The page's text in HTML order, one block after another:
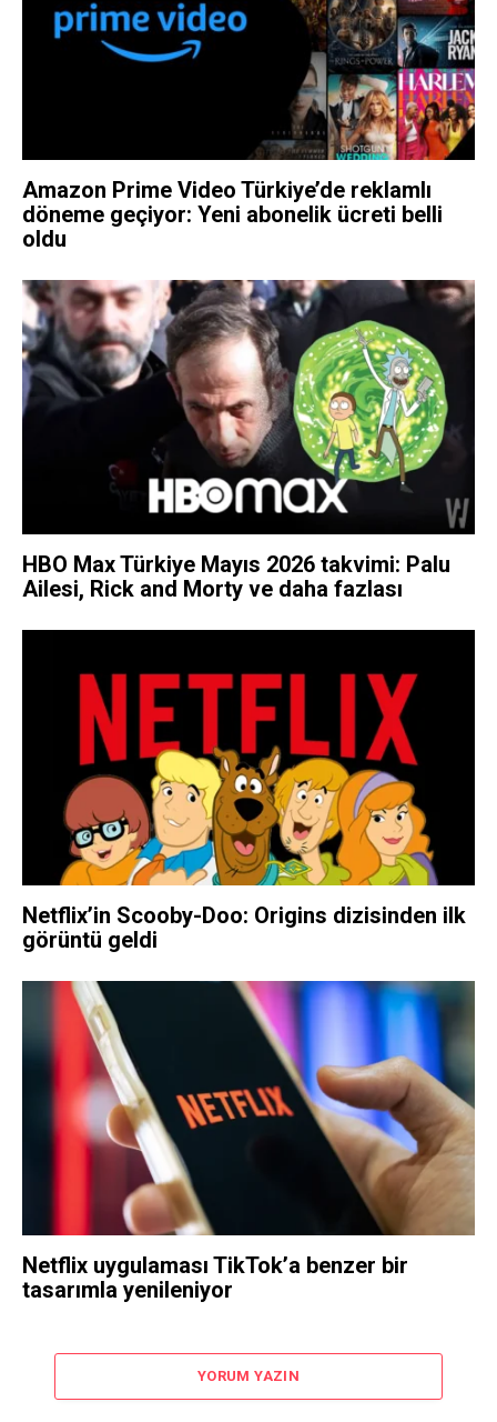
Amazon Prime Video Türkiye’de reklamlı
döneme geçiyor: Yeni abonelik ücreti belli
oldu
HBO Max Türkiye Mayıs 2026 takvimi: Palu
Ailesi, Rick and Morty ve daha fazlası
Netflix’in Scooby-Doo: Origins dizisinden ilk
görüntü geldi
Netflix uygulaması TikTok’a benzer bir
tasarımla yenileniyor
YORUM YAZIN